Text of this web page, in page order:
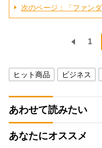
次のページ：「ファン
1
ヒット商品 ビジネス
あわせて読みたい
あなたにオススメ